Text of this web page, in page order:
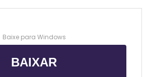
Baixe para Windows
BAIXAR